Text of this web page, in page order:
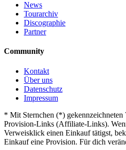
News
Tourarchiv
Discographie
Partner
Community
Kontakt
Über uns
Datenschutz
Impressum
* Mit Sternchen (*) gekennzeichneten
Provision-Links (Affiliate-Links).
Verweisklick einen Einkauf tätigst,
Einkauf eine Provision. Für dich